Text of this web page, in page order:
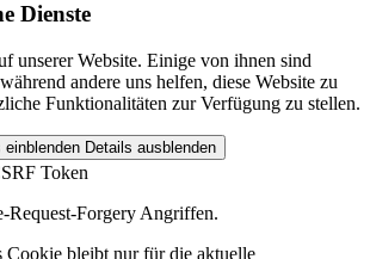
Dienste
unserer Website. Einige von ihnen sind
andere uns helfen, diese Website zu
Funktionalitäten zur Verfügung zu stellen.
einblenden Details ausblenden
Token
Request-Forgery Angriffen.
Cookie bleibt nur für die aktuelle